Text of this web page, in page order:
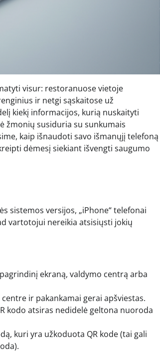
visur: restoranuose vietoje
ir netgi sąskaitose už
kiekį informacijos, kurią nuskaityti
žmonių susiduria su sunkumais
kaip išnaudoti savo išmanųjį telefoną
dėmesį siekiant išvengti saugumo
sistemos versijos, „iPhone“ telefonai
vartotojui nereikia atsisiųsti jokių
ekraną, valdymo centrą arba
ir pakankamai gerai apšviestas.
kodo atsiras nedidelė geltona nuoroda
kuri yra užkoduota QR kode (tai gali